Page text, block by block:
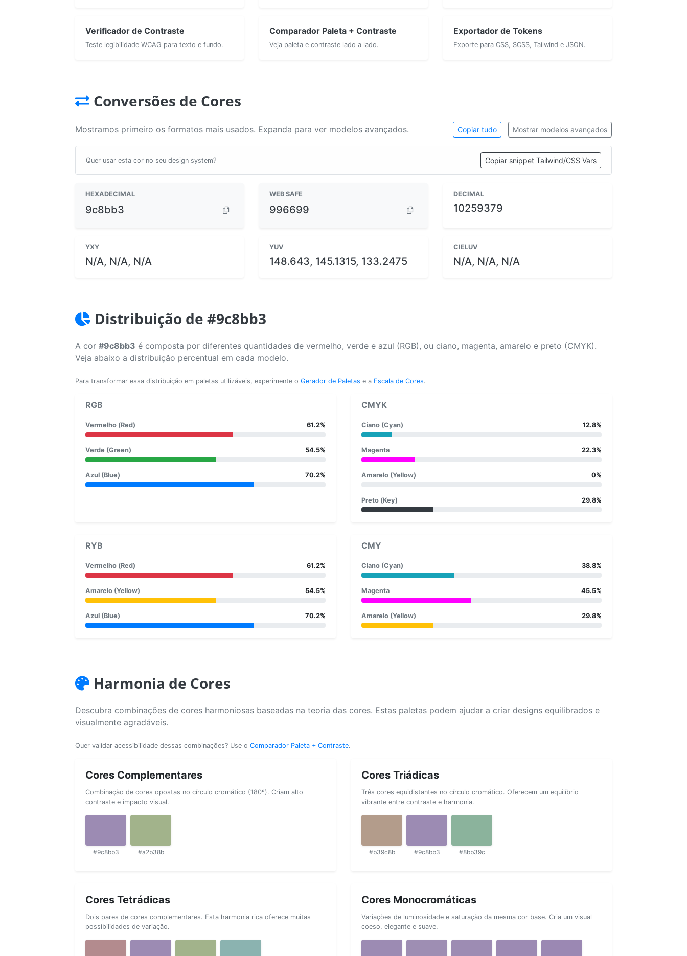
Verificador de Contraste
Teste legibilidade WCAG para texto e fundo.
Comparador Paleta + Contraste
Veja paleta e contraste lado a lado.
Exportador de Tokens
Exporte para CSS, SCSS, Tailwind e JSON.
Conversões de Cores
Mostramos primeiro os formatos mais usados. Expanda para ver modelos avançados. Copiar tudo Mostrar modelos avançados
Quer usar esta cor no seu design system? Copiar snippet Tailwind/CSS Vars
HEXADECIMAL
9c8bb3
WEB SAFE
996699
DECIMAL
10259379
YXY
N/A, N/A, N/A
YUV
148.643, 145.1315, 133.2475
CIELUV
N/A, N/A, N/A
Distribuição de #9c8bb3
A cor #9c8bb3 é composta por diferentes quantidades de vermelho, verde e azul (RGB), ou ciano, magenta, amarelo e preto (CMYK).
Veja abaixo a distribuição percentual em cada modelo.
Para transformar essa distribuição em paletas utilizáveis, experimente o Gerador de Paletas e a Escala de Cores.
RGB
Vermelho (Red) 61.2%
Verde (Green) 54.5%
Azul (Blue) 70.2%
CMYK
Ciano (Cyan) 12.8%
Magenta 22.3%
Amarelo (Yellow) 0%
Preto (Key) 29.8%
RYB
Vermelho (Red) 61.2%
Amarelo (Yellow) 54.5%
Azul (Blue) 70.2%
CMY
Ciano (Cyan) 38.8%
Magenta 45.5%
Amarelo (Yellow) 29.8%
Harmonia de Cores
Descubra combinações de cores harmoniosas baseadas na teoria das cores. Estas paletas podem ajudar a criar designs equilibrados e
visualmente agradáveis.
Quer validar acessibilidade dessas combinações? Use o Comparador Paleta + Contraste.
Cores Complementares
Combinação de cores opostas no círculo cromático (180º). Criam alto
contraste e impacto visual.
#9c8bb3 #a2b38b
Cores Triádicas
Três cores equidistantes no círculo cromático. Oferecem um equilíbrio
vibrante entre contraste e harmonia.
#b39c8b #9c8bb3 #8bb39c
Cores Tetrádicas
Dois pares de cores complementares. Esta harmonia rica oferece muitas
possibilidades de variação.
Cores Monocromáticas
Variações de luminosidade e saturação da mesma cor base. Cria um visual
coeso, elegante e suave.